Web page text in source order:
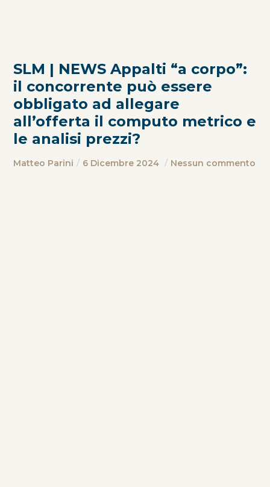
SLM | NEWS Appalti “a corpo”:
il concorrente può essere
obbligato ad allegare
all’offerta il computo metrico e
le analisi prezzi?
Matteo Parini 6 Dicembre 2024 Nessun commento